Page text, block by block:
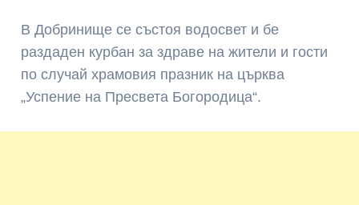
В Добринище се състоя водосвет и бе
раздаден курбан за здраве на жители и гости
по случай храмовия празник на църква
„Успение на Пресвета Богородица“.